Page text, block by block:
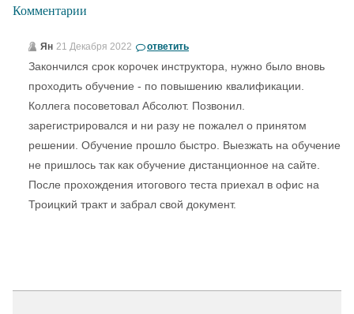
Комментарии
Ян 21 Декабря 2022 ответить
Закончился срок корочек инструктора, нужно было вновь
проходить обучение - по повышению квалификации.
Коллега посоветовал Абсолют. Позвонил.
зарегистрировался и ни разу не пожалел о принятом
решении. Обучение прошло быстро. Выезжать на обучение
не пришлось так как обучение дистанционное на сайте.
После прохождения итогового теста приехал в офис на
Троицкий тракт и забрал свой документ.